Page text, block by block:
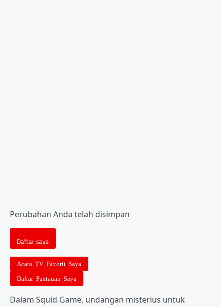
Perubahan Anda telah disimpan
Daftar saya
Acara TV Favorit Saya
Daftar Pantauan Saya
Dalam Squid Game, undangan misterius untuk